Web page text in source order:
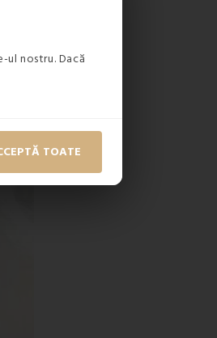
ul nostru. Dacă
TOATE